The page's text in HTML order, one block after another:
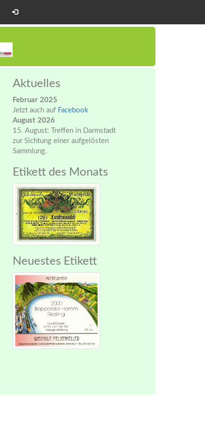
Aktuelles
Februar 2025
Jetzt auch auf Facebook
August 2026
15. August: Treffen in Darmstadt
zur Sichtung einer aufgelösten
Sammlung.
Etikett des Monats
Neuestes Etikett